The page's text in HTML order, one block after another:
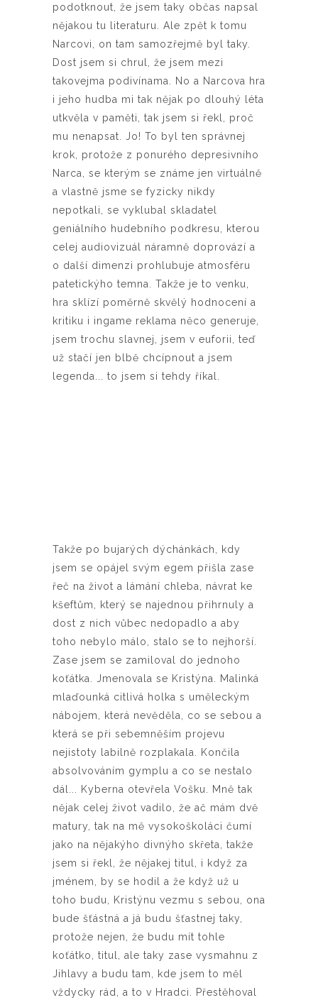
podotknout, že jsem taky občas napsal
nějakou tu literaturu. Ale zpět k tomu
Narcovi, on tam samozřejmě byl taky.
Dost jsem si chrul, že jsem mezi
takovejma podivínama. No a Narcova hra
i jeho hudba mi tak nějak po dlouhý léta
utkvěla v paměti, tak jsem si řekl, proč
mu nenapsat. Jo! To byl ten správnej
krok, protože z ponurého depresivního
Narca, se kterým se známe jen virtuálně
a vlastně jsme se fyzicky nikdy
nepotkali, se vyklubal skladatel
geniálního hudebního podkresu, kterou
celej audiovizuál náramně doprovází a
o další dimenzi prohlubuje atmosféru
patetickýho temna. Takže je to venku,
hra sklízí poměrně skvělý hodnocení a
kritiku i ingame reklama něco generuje,
jsem trochu slavnej, jsem v euforii, teď
už stačí jen blbě chcípnout a jsem
legenda... to jsem si tehdy říkal.
Takže po bujarých dýchánkách, kdy
jsem se opájel svým egem přišla zase
řeč na život a lámání chleba, návrat ke
kšeftům, který se najednou přihrnuly a
dost z nich vůbec nedopadlo a aby
toho nebylo málo, stalo se to nejhorší.
Zase jsem se zamiloval do jednoho
koťátka. Jmenovala se Kristýna. Malinká
mlaďounká citlivá holka s uměleckým
nábojem, která nevěděla, co se sebou a
která se při sebemněším projevu
nejistoty labilně rozplakala. Končila
absolvováním gymplu a co se nestalo
dál... Kyberna otevřela Vošku. Mně tak
nějak celej život vadilo, že ač mám dvě
matury, tak na mě vysokoškoláci čumí
jako na nějakýho divnýho skřeta, takže
jsem si řekl, že nějakej titul, i když za
jménem, by se hodil a že když už u
toho budu, Kristýnu vezmu s sebou, ona
bude šťástná a já budu šťastnej taky,
protože nejen, že budu mít tohle
koťátko, titul, ale taky zase vysmahnu z
Jihlavy a budu tam, kde jsem to měl
vždycky rád, a to v Hradci. Přestěhoval